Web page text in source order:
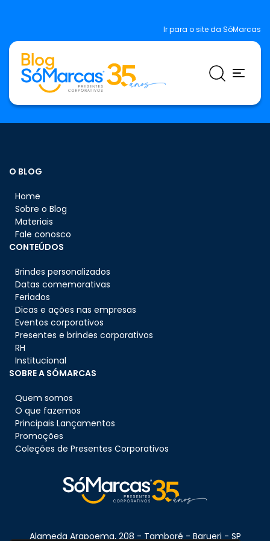
Ir para o site da SóMarcas
O BLOG
Home
Sobre o Blog
Materiais
Fale conosco
CONTEÚDOS
Brindes personalizados
Datas comemorativas
Feriados
Dicas e ações nas empresas
Eventos corporativos
Presentes e brindes corporativos
RH
Institucional
SOBRE A SÓMARCAS
Quem somos
O que fazemos
Principais Lançamentos
Promoções
Coleções de Presentes Corporativos
Alameda Arapoema, 208 - Tamboré - Barueri - SP